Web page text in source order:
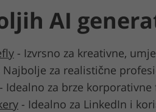
AI
- Izvrsno za kreativne,
Najbolje za realistične
- Idealno za brze
- Idealno za LinkedIn i